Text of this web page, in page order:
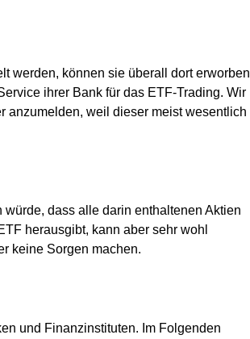
werden, können sie überall dort erworben
ihrer Bank für das ETF-Trading. Wir
anzumelden, weil dieser meist wesentlich
dass alle darin enthaltenen Aktien
herausgibt, kann aber sehr wohl
keine Sorgen machen.
und Finanzinstituten. Im Folgenden